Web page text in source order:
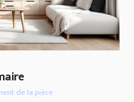
de la pièce